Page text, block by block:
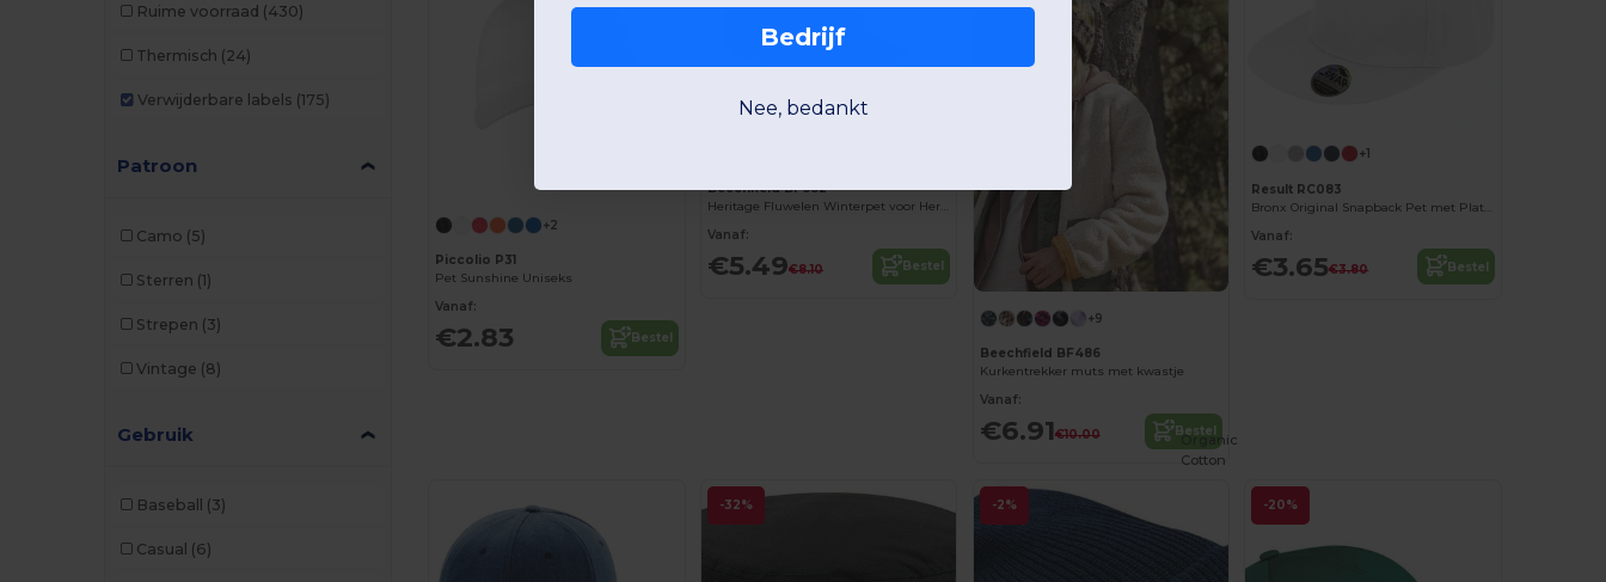
Ruime voorraad (430)
Thermisch (24)
Verwijderbare labels (175)
Patroon
Camo (5)
Sterren (1)
Strepen (3)
Vintage (8)
Gebruik
Baseball (3)
Casual (6)
+2
Piccolio P31
Pet Sunshine Uniseks
Vanaf:
€2.83 Bestel
Beechfield BF682
Heritage Fluwelen Winterpet voor Heren
Vanaf:
€5.49€8.10 Bestel
+9
Beechfield BF486
Kurkentrekker muts met kwastje
Vanaf:
€6.91€10.00 Bestel
+1
Result RC083
Bronx Original Snapback Pet met Platte Klep
Vanaf:
€3.65€3.80 Bestel
-32% -2% -20%
Organic
Cotton
Bedrijf
Nee, bedankt